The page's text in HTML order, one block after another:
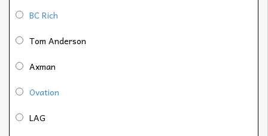
BC Rich
Tom Anderson
Axman
Ovation
LAG